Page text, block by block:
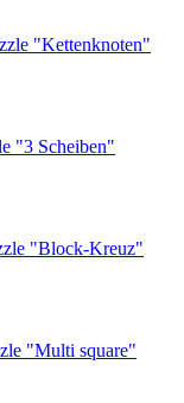
"Kettenknoten"
"3 Scheiben"
"Block-Kreuz"
"Multi square"